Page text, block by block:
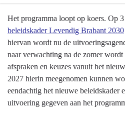
Terug
naar
navigatie
Programma
Vrijetijd,
Cultuur,
Het programma loopt op koers. Op
beleidskader Levendig Brabant 2030
hiervan wordt nu de
naar verwachting na de zomer
afspraken en keuzes vanuit het
2027 hierin meegenomen kunnen
eendachtig het nieuwe beleidskader
uitvoering gegeven aan het